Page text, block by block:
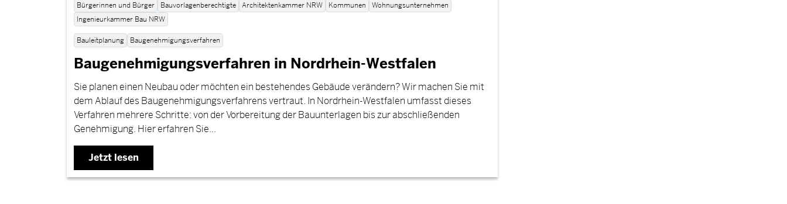
Bürgerinnen und Bürger Bauvorlagenberechtigte Architektenkammer NRW Kommunen
Wohnungsunternehmen
Ingenieurkammer Bau NRW
Bauleitplanung Baugenehmigungsverfahren
Baugenehmigungsverfahren in Nordrhein-Westfalen
Sie planen einen Neubau oder möchten ein bestehendes Gebäude verändern? Wir machen Sie mit
dem Ablauf des Baugenehmigungsverfahrens vertraut. In Nordrhein-Westfalen umfasst dieses
Verfahren mehrere Schritte: von der Vorbereitung der Bauunterlagen bis zur abschließenden
Genehmigung. Hier erfahren Sie...
Jetzt lesen